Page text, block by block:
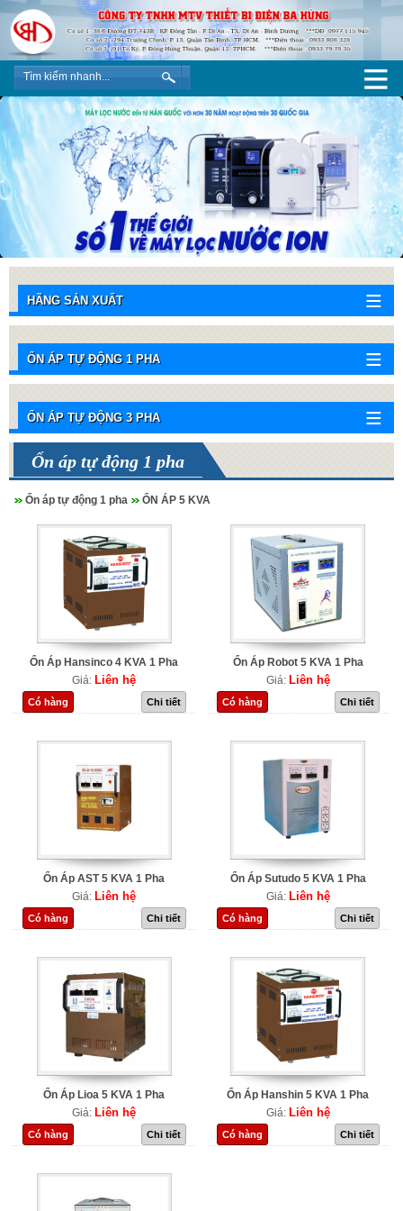
HÃNG SẢN XUẤT
ỔN ÁP TỰ ĐỘNG 1 PHA
ỔN ÁP TỰ ĐỘNG 3 PHA
Ổn áp tự động 1 pha
Ổn áp tự động 1 pha ỔN ÁP 5 KVA
Ổn Áp Hansinco 4 KVA 1 Pha
Giá: Liên hệ
Có hàng Chi tiết
Ổn Áp Robot 5 KVA 1 Pha
Giá: Liên hệ
Có hàng Chi tiết
Ổn Áp AST 5 KVA 1 Pha
Giá: Liên hệ
Có hàng Chi tiết
Ổn Áp Sutudo 5 KVA 1 Pha
Giá: Liên hệ
Có hàng Chi tiết
Ổn Áp Lioa 5 KVA 1 Pha
Giá: Liên hệ
Có hàng Chi tiết
Ổn Áp Hanshin 5 KVA 1 Pha
Giá: Liên hệ
Có hàng Chi tiết